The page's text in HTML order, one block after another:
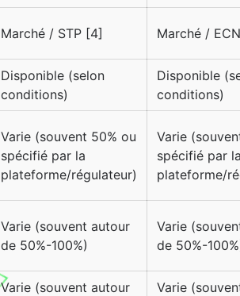
Marché / STP [4] Marché /
Disponible (selon
conditions)
Disponible
conditions)
Varie (souvent 50% ou
spécifié par la
plateforme/régulateur)
Varie
spécifié par
plateforme/
Varie (souvent autour
de 50%-100%)
Varie
de 50%-
Varie (souvent autour
Varie